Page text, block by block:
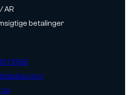
AR
betalinger
1086